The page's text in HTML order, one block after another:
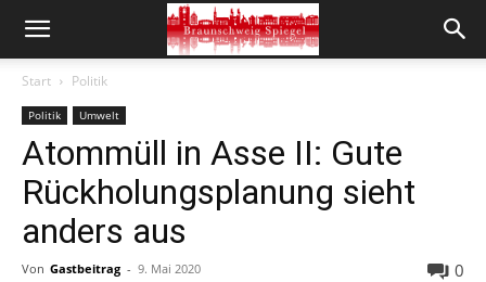
Start Politik
Politik Umwelt
Atommüll in Asse II: Gute
Rückholungsplanung sieht
anders aus
Von Gastbeitrag - 9. Mai 2020 0